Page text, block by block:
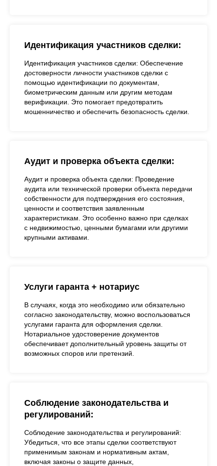
Идентификация участников сделки:
Идентификация участников сделки: Обеспечение
достоверности личности участников сделки с
помощью идентификации по документам,
биометрическим данным или другим методам
верификации. Это помогает предотвратить
мошенничество и обеспечить безопасность сделки.
Аудит и проверка объекта сделки:
Аудит и проверка объекта сделки: Проведение
аудита или технической проверки объекта передачи
собственности для подтверждения его состояния,
ценности и соответствия заявленным
характеристикам. Это особенно важно при сделках
с недвижимостью, ценными бумагами или другими
крупными активами.
Услуги гаранта + нотариус
В случаях, когда это необходимо или обязательно
согласно законодательству, можно воспользоваться
услугами гаранта для оформления сделки.
Нотариальное удостоверение документов
обеспечивает дополнительный уровень защиты от
возможных споров или претензий.
Соблюдение законодательства и
регулирований:
Соблюдение законодательства и регулирований:
Убедиться, что все этапы сделки соответствуют
применимым законам и нормативным актам,
включая законы о защите данных,